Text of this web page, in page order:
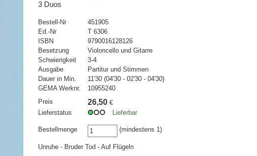
3 Duos
Bestell-Nr
451905
Ed.-Nr
T 6306
ISBN
9790016128126
Besetzung
Violoncello und Gitarre
Schwierigkeit
3-4
Ausgabe
Partitur und Stimmen
Dauer in Min.
11'30 (04'30 - 02'30 - 04'30)
GEMA Werknr.
10955240
Preis
26,50 €
Lieferstatus
Lieferbar
Bestellmenge (mindestens 1)
Unruhe - Bruder Tod - Auf Flügeln